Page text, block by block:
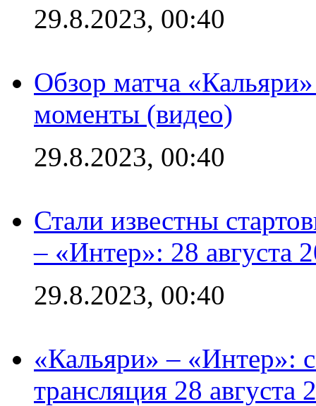
29.8.2023, 00:40
Обзор матча
моменты (видео)
29.8.2023, 00:40
Стали известны
– «Интер»: 28 августа
29.8.2023, 00:40
«Кальяри» – «Интер»:
трансляция 28 августа